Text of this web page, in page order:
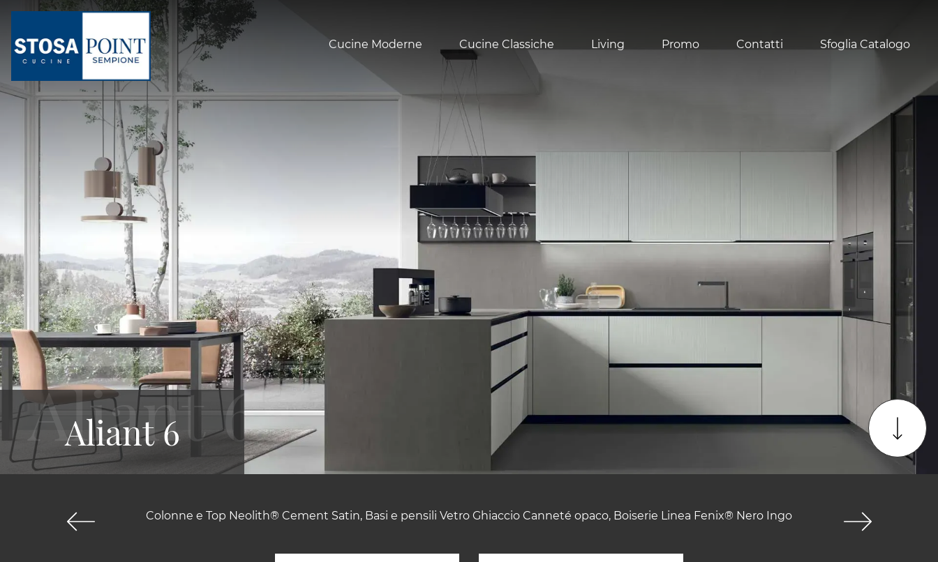
Cucine Moderne Cucine Classiche Living Promo Contatti Sfoglia Catalogo
Colonne e Top Neolith® Cement Satin, Basi e pensili Vetro Ghiaccio Canneté opaco, Boiserie Linea Fenix® Nero Ingo
Aliant 6